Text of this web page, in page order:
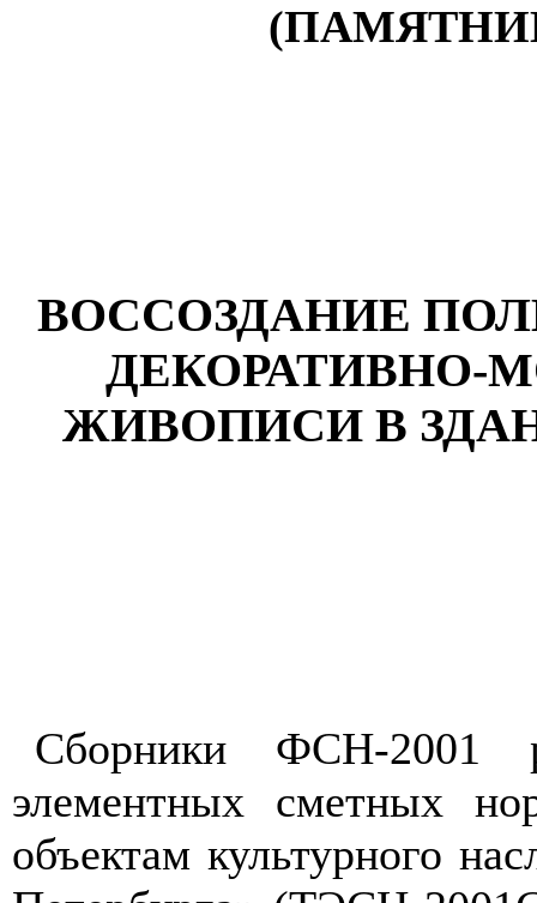
ВОССОЗДАНИЕ
ДЕКОРАТИВНО-
ЖИВОПИСИ В
Сборники ФСН-2001
элементных сметных
объектам культурного